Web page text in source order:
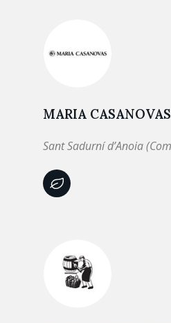
MARIA CASANOVAS
Sant Sadurní d’Anoia